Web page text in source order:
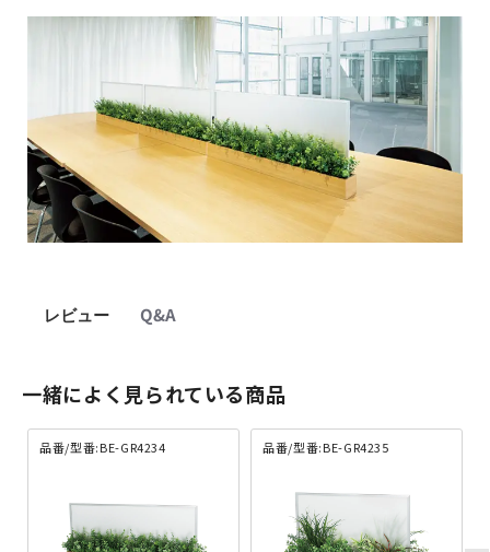
レビュー Q&A
一緒によく見られている商品
品番/型番:BE-GR4234 品番/型番:BE-GR4235